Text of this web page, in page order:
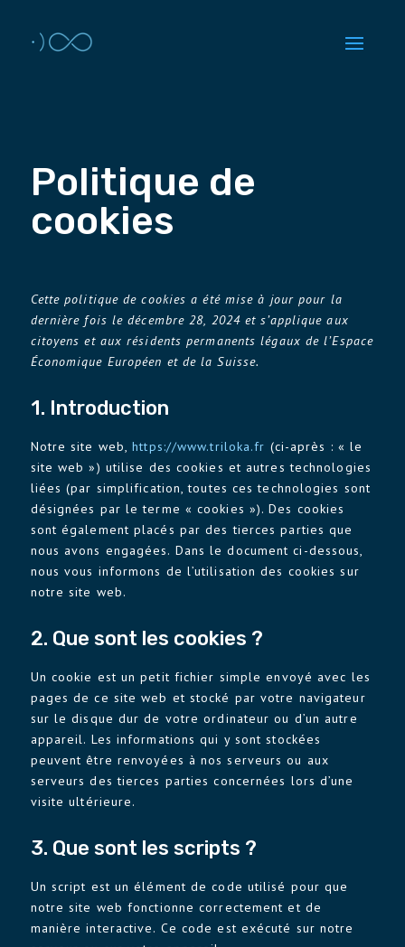
Politique de
cookies
Cette politique de cookies a été mise à jour pour la
dernière fois le décembre 28, 2024 et s’applique aux
citoyens et aux résidents permanents légaux de l’Espace
Économique Européen et de la Suisse.
1. Introduction
Notre site web,https://www.triloka.fr (ci-après : « le
site web ») utilise des cookies et autres technologies
liées (par simplification, toutes ces technologies sont
désignées par le terme « cookies »). Des cookies
sont également placés par des tierces parties que
nous avons engagées. Dans le document ci-dessous,
nous vous informons de l’utilisation des cookies sur
notre site web.
2. Que sont les cookies ?
Un cookie est un petit fichier simple envoyé avec les
pages de ce site web et stocké par votre navigateur
sur le disque dur de votre ordinateur ou d’un autre
appareil. Les informations qui y sont stockées
peuvent être renvoyées à nos serveurs ou aux
serveurs des tierces parties concernées lors d’une
visite ultérieure.
3. Que sont les scripts ?
Un script est un élément de code utilisé pour que
notre site web fonctionne correctement et de
manière interactive. Ce code est exécuté sur notre